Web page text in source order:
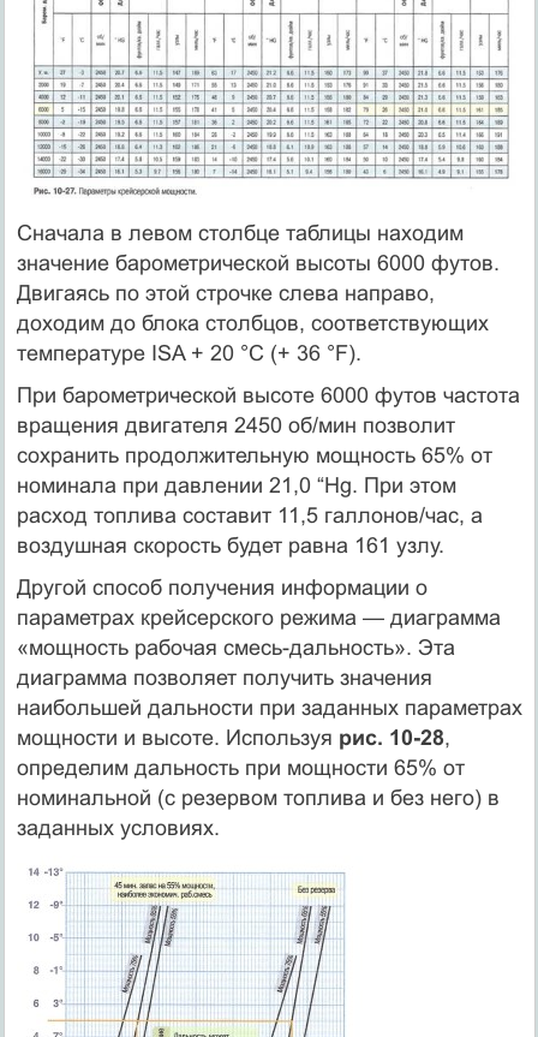
Сначала в левом столбце таблицы находим
значение барометрической высоты 6000 футов.
Двигаясь по этой строчке слева направо,
доходим до блока столбцов, соответствующих
температуре ISA + 20 °С (+ 36 °F).
При барометрической высоте 6000 футов частота
вращения двигателя 2450 об/мин позволит
сохранить продолжительную мощность 65% от
номинала при давлении 21,0 “Hg. При этом
расход топлива составит 11,5 галлонов/час, а
воздушная скорость будет равна 161 узлу.
Другой способ получения информации о
параметрах крейсерского режима — диаграмма
«мощность рабочая смесь-дальность». Эта
диаграмма позволяет получить значения
наибольшей дальности при заданных параметрах
мощности и высоте. Используя рис. 10-28,
определим дальность при мощности 65% от
номинальной (с резервом топлива и без него) в
заданных условиях.